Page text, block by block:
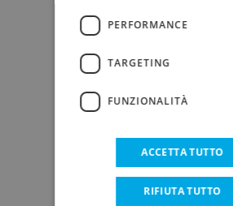
DOWNLOAD
PERFORMANCE
TARGETING
FUNZIONALITÀ
ACCETTA TUTTO
RIFIUTA TUTTO